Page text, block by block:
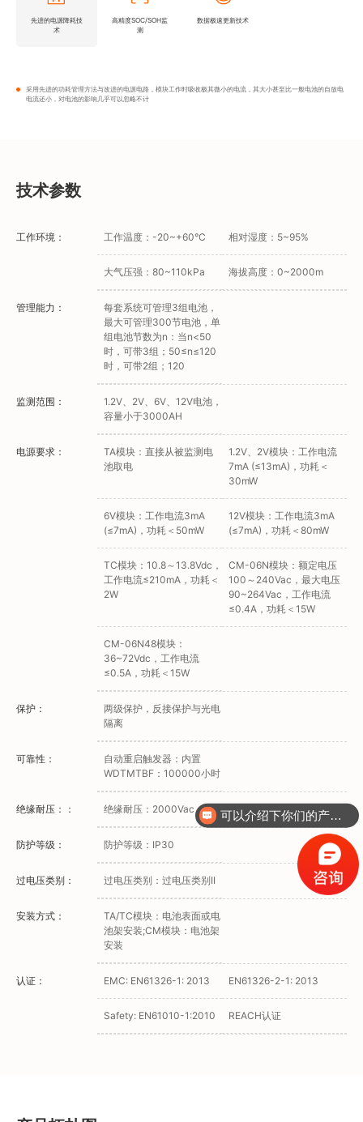
先进的电源降耗技
术
高精度SOC/SOH监
测
数据极速更新技术
采用先进的功耗管理方法与改进的电源电路，模块工作时吸收极其微小的电流，其大小甚至比一般电池的自放电
电流还小，对电池的影响几乎可以忽略不计
技术参数
工作环境： 工作温度：-20~+60°C 相对湿度：5~95%
大气压强：80~110kPa 海拔高度：0~2000m
管理能力：
每套系统可管理3组电池，
最大可管理300节电池，单
组电池节数为n：当n<50
时，可带3组；50≤n≤120
时，可带2组；120
监测范围：
1.2V、2V、6V、12V电池，
容量小于3000AH
电源要求：
TA模块：直接从被监测电
池取电
1.2V、2V模块：工作电流
7mA (≤13mA)，功耗＜
30mW
6V模块：工作电流3mA
(≤7mA)，功耗＜50mW
12V模块：工作电流3mA
(≤7mA)，功耗＜80mW
TC模块：10.8～13.8Vdc，
工作电流≤210mA，功耗＜
2W
CM-06N模块：额定电压
100～240Vac，最大电压
90~264Vac，工作电流
≤0.4A，功耗＜15W
CM-06N48模块：
36~72Vdc，工作电流
≤0.5A，功耗＜15W
保护：
两级保护，反接保护与光电
隔离
可靠性：
自动重启触发器：内置
WDTMTBF：100000小时
绝缘耐压：： 绝缘耐压：2000Vac
防护等级： 防护等级：IP30
过电压类别： 过电压类别：过电压类别II
安装方式：
TA/TC模块：电池表面或电
池架安装;CM模块：电池架
安装
认证： EMC: EN61326-1: 2013 EN61326-2-1: 2013
Safety: EN61010-1:2010 REACH认证
可以介绍下你们的产品么？